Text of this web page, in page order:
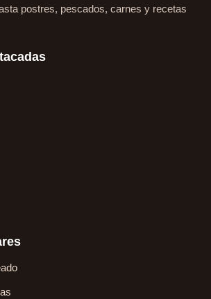
postres, pescados, carnes y recetas